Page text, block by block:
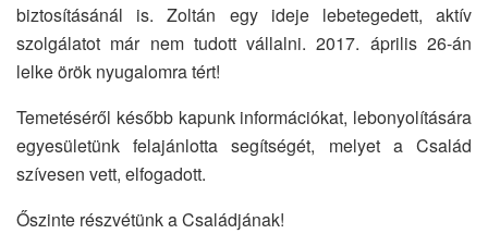
biztosításánál is. Zoltán egy ideje lebetegedett, aktív
szolgálatot már nem tudott vállalni. 2017. április 26-án
lelke örök nyugalomra tért!
Temetéséről később kapunk információkat, lebonyolítására
egyesületünk felajánlotta segítségét, melyet a Család
szívesen vett, elfogadott.
Őszinte részvétünk a Családjának!